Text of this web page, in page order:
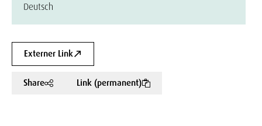
Deutsch
Externer Link
Share Link (permanent)